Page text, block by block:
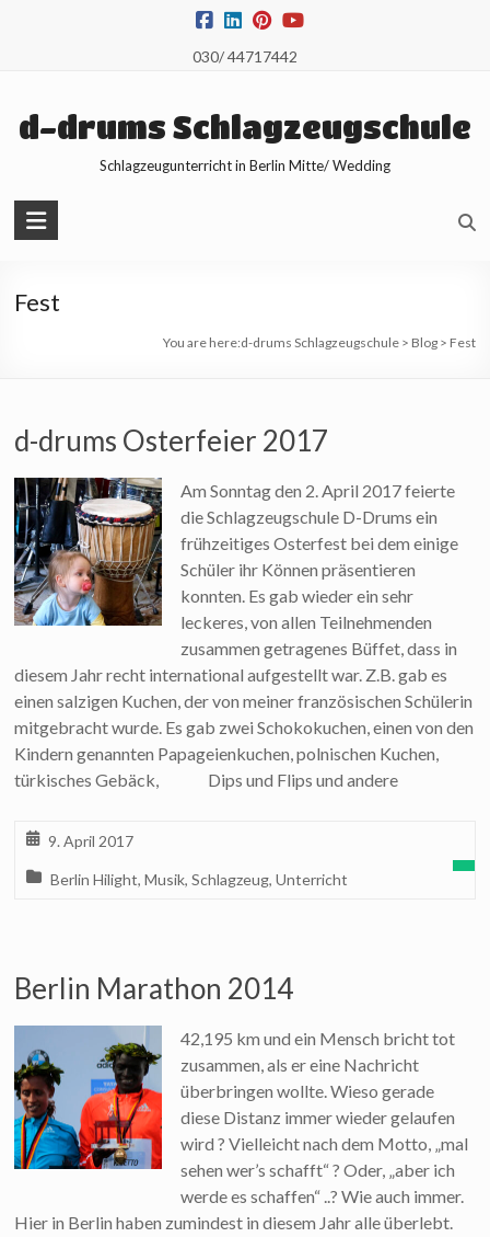
030/ 44717442
d-drums Schlagzeugschule
Schlagzeugunterricht in Berlin Mitte/ Wedding
Fest
You are here:d-drums Schlagzeugschule> Blog> Fest
d-drums Osterfeier 2017
Am Sonntag den 2. April 2017 feierte
die Schlagzeugschule D-Drums ein
frühzeitiges Osterfest bei dem einige
Schüler ihr Können präsentieren
konnten. Es gab wieder ein sehr
leckeres, von allen Teilnehmenden
zusammen getragenes Büffet, dass in
diesem Jahr recht international aufgestellt war. Z.B. gab es
einen salzigen Kuchen, der von meiner französischen Schülerin
mitgebracht wurde. Es gab zwei Schokokuchen, einen von den
Kindern genannten Papageienkuchen, polnischen Kuchen,
türkisches Gebäck, Dips und Flips und andere
9. April 2017
Berlin Hilight,Musik,Schlagzeug,Unterricht
Berlin Marathon 2014
42,195 km und ein Mensch bricht tot
zusammen, als er eine Nachricht
überbringen wollte. Wieso gerade
diese Distanz immer wieder gelaufen
wird ? Vielleicht nach dem Motto, „mal
sehen wer’s schafft“ ? Oder, „aber ich
werde es schaffen“ ..? Wie auch immer.
Hier in Berlin haben zumindest in diesem Jahr alle überlebt.